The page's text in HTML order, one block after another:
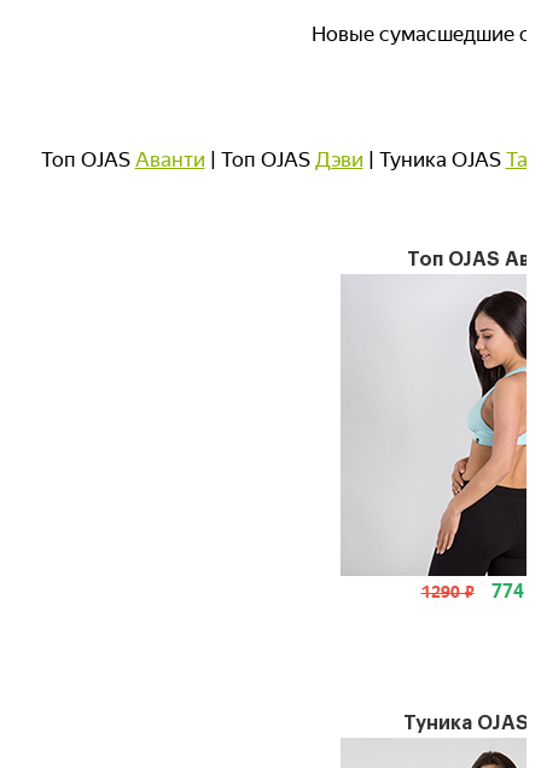
Новые сумасшедшие
Топ OJAS Аванти | Топ OJAS Дэви | Туника OJAS
Топ OJAS
1290 ₽ 774
Туника OJAS